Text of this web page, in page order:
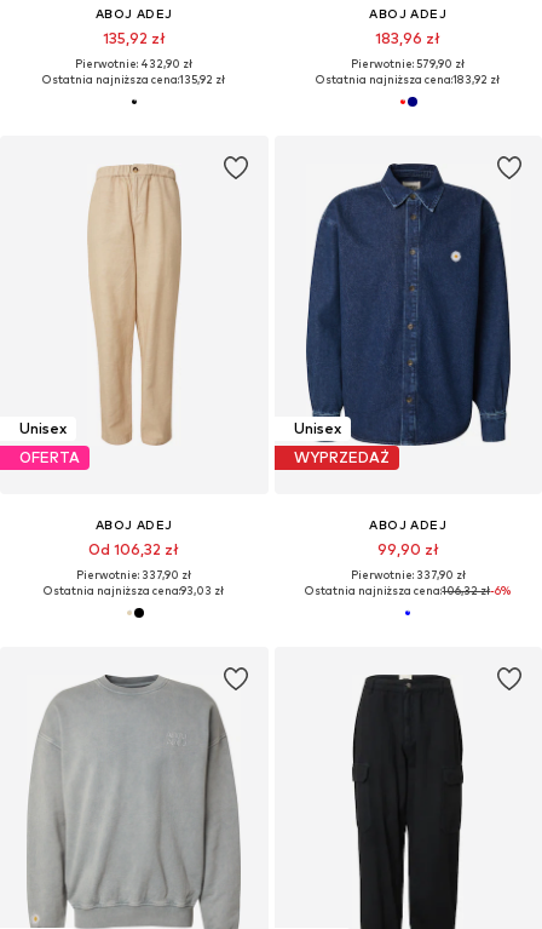
ABOJ ADEJ
135,92 zł
Pierwotnie: 432,90 zł
Ostatnia najniższa cena:135,92 zł
ABOJ ADEJ
183,96 zł
Pierwotnie: 579,90 zł
Ostatnia najniższa cena:183,92 zł
Unisex
OFERTA
ABOJ ADEJ
Od 106,32 zł
Pierwotnie: 337,90 zł
Ostatnia najniższa cena:93,03 zł
Unisex
WYPRZEDAŻ
ABOJ ADEJ
99,90 zł
Pierwotnie: 337,90 zł
Ostatnia najniższa cena:106,32 zł-6%